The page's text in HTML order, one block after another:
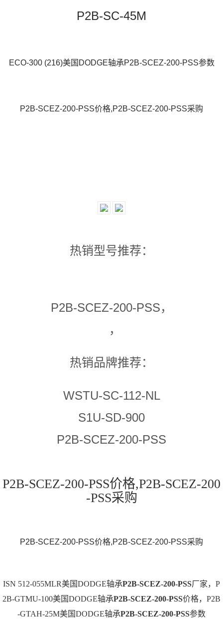
P2B-SC-45M
ECO-300 (216)美国DODGE轴承P2B-SCEZ-200-PSS参数
P2B-SCEZ-200-PSS价格,P2B-SCEZ-200-PSS采购
热销型号推荐：
P2B-SCEZ-200-PSS，
，
热销品牌推荐：
WSTU-SC-112-NL
S1U-SD-900
P2B-SCEZ-200-PSS
P2B-SCEZ-200-PSS价格,P2B-SCEZ-200
-PSS采购
P2B-SCEZ-200-PSS价格,P2B-SCEZ-200-PSS采购
ISN 512-055MLR美国DODGE轴承P2B-SCEZ-200-PSS厂家，P
2B-GTMU-100美国DODGE轴承P2B-SCEZ-200-PSS价格，P2B
-GTAH-25M美国DODGE轴承P2B-SCEZ-200-PSS参数